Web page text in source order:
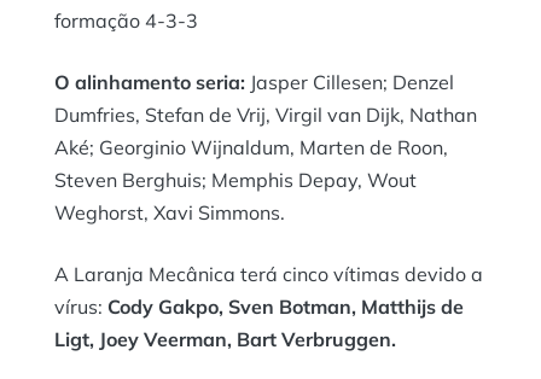
formação 4-3-3
O alinhamento seria: Jasper Cillesen; Denzel
Dumfries, Stefan de Vrij, Virgil van Dijk, Nathan
Aké; Georginio Wijnaldum, Marten de Roon,
Steven Berghuis; Memphis Depay, Wout
Weghorst, Xavi Simmons.
A Laranja Mecânica terá cinco vítimas devido a
vírus: Cody Gakpo, Sven Botman, Matthijs de
Ligt, Joey Veerman, Bart Verbruggen.